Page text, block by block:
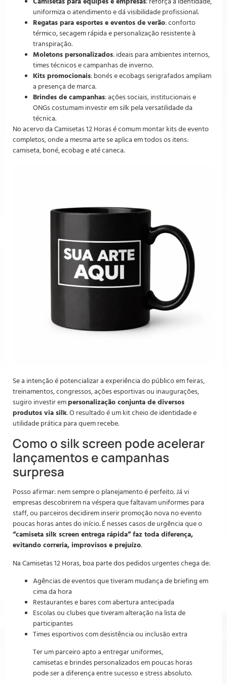
uniformiza o atendimento e dá visibilidade profissional.
Regatas para esportes e eventos de verão: conforto
térmico, secagem rápida e personalização resistente à
transpiração.
Moletons personalizados: ideais para ambientes internos,
times técnicos e campanhas de inverno.
Kits promocionais: bonés e ecobags serigrafados ampliam
a presença de marca.
Brindes de campanhas: ações sociais, institucionais e
ONGs costumam investir em silk pela versatilidade da
técnica.
No acervo da Camisetas 12 Horas é comum montar kits de evento
completos, onde a mesma arte se aplica em todos os itens:
camiseta, boné, ecobag e até caneca.
Se a intenção é potencializar a experiência do público em feiras,
treinamentos, congressos, ações esportivas ou inaugurações,
sugiro investir empersonalização conjunta de diversos
produtos via silk. O resultado é um kit cheio de identidade e
utilidade prática para quem recebe.
Como o silk screen pode acelerar
lançamentos e campanhas
surpresa
Posso afirmar: nem sempre o planejamento é perfeito. Já vi
empresas descobrirem na véspera que faltavam uniformes para
staff, ou parceiros decidirem inserir promoção nova no evento
poucas horas antes do início. É nesses casos de urgência que o
“camiseta silk screen entrega rápida” faz toda diferença,
evitando correria, improvisos e prejuízo.
Na Camisetas 12 Horas, boa parte dos pedidos urgentes chega de:
Agências de eventos que tiveram mudança de briefing em
cima da hora
Restaurantes e bares com abertura antecipada
Escolas ou clubes que tiveram alteração na lista de
participantes
Times esportivos com desistência ou inclusão extra
Ter um parceiro apto a entregar uniformes,
camisetas e brindes personalizados em poucas horas
pode ser a diferença entre sucesso e stress absoluto.